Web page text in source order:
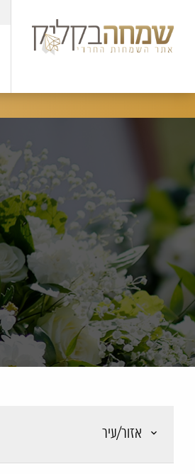
אזור/עיר